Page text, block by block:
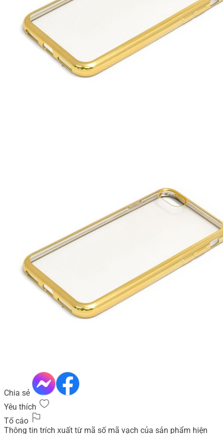
Chia sẻ
Yêu thích
Tố cáo
Thông tin trích xuất từ mã số mã vạch của sản phẩm hiện